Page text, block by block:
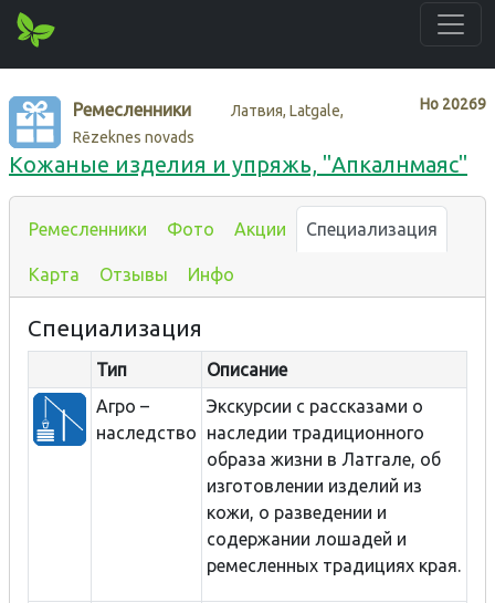
Нo 20269
Ремесленники
Латвия, Latgale,
Rēzeknes novads
Кожаные изделия и упряжь, "Апкалнмаяс"
Ремесленники Фото Акции Специализация
Карта Отзывы Инфо
Специализация
Тип
Описание
Агро –
наследство
Экскурсии с рассказами о
наследии традиционного
образа жизни в Латгале, об
изготовлении изделий из
кожи, о разведении и
содержании лошадей и
ремесленных традициях края.